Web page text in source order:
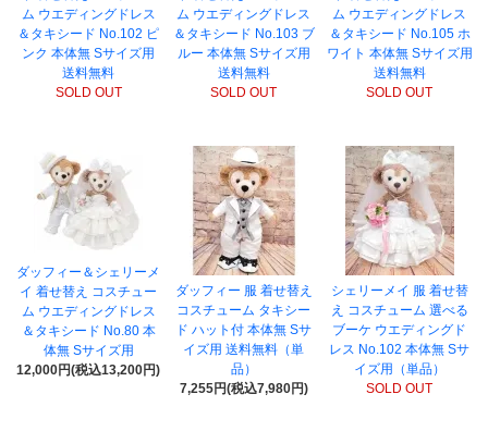
ム ウエディングドレス
＆タキシード No.102 ピ
ンク 本体無 Sサイズ用
送料無料
SOLD OUT
ム ウエディングドレス
＆タキシード No.103 ブ
ルー 本体無 Sサイズ用
送料無料
SOLD OUT
ム ウエディングドレス
＆タキシード No.105 ホ
ワイト 本体無 Sサイズ用
送料無料
SOLD OUT
ダッフィー＆シェリーメ
イ 着せ替え コスチュー
ム ウエディングドレス
＆タキシード No.80 本
体無 Sサイズ用
12,000円(税込13,200円)
ダッフィー 服 着せ替え
コスチューム タキシー
ド ハット付 本体無 Sサ
イズ用 送料無料（単
品）
7,255円(税込7,980円)
シェリーメイ 服 着せ替
え コスチューム 選べる
ブーケ ウエディングド
レス No.102 本体無 Sサ
イズ用（単品）
SOLD OUT